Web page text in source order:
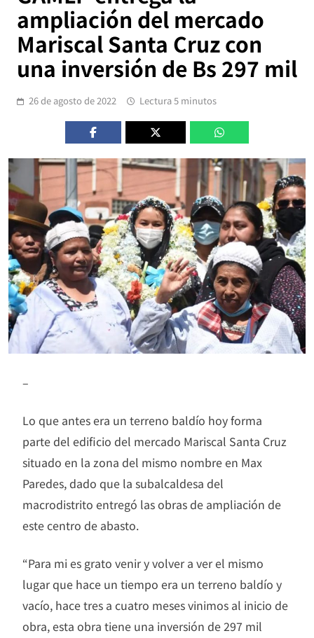
ampliación del mercado
Mariscal Santa Cruz con
una inversión de Bs 297 mil
26 de agosto de 2022 Lectura 5 minutos
–
Lo que antes era un terreno baldío hoy forma
parte del edificio del mercado Mariscal Santa Cruz
situado en la zona del mismo nombre en Max
Paredes, dado que la subalcaldesa del
macrodistrito entregó las obras de ampliación de
este centro de abasto.
“Para mi es grato venir y volver a ver el mismo
lugar que hace un tiempo era un terreno baldío y
vacío, hace tres a cuatro meses vinimos al inicio de
obra, esta obra tiene una inversión de 297 mil